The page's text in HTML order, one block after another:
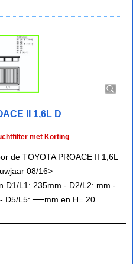
II 1,6L D
met Korting
de TOYOTA PROACE II 1,6L
08/16>
D1/L1: 235mm - D2/L2: mm -
D5/L5: ──mm en H= 20